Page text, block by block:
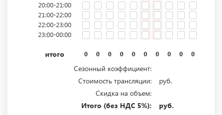
20:00-21:00
21:00-22:00
22:00-23:00
23:00-00:00
итого 0 0 0 0 0 0 0 0 0 0
Сезонный коэффициент:
Стоимость трансляции:
руб.
Скидка на объем:
Итого (без НДС 5%):
руб.